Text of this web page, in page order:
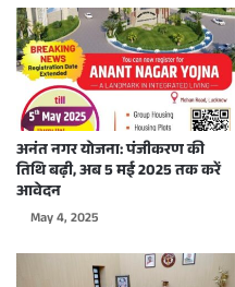
अनंत नगर योजना: पंजीकरण की
तिथि बढ़ी, अब 5 मई 2025 तक करें
आवेदन
May 4, 2025